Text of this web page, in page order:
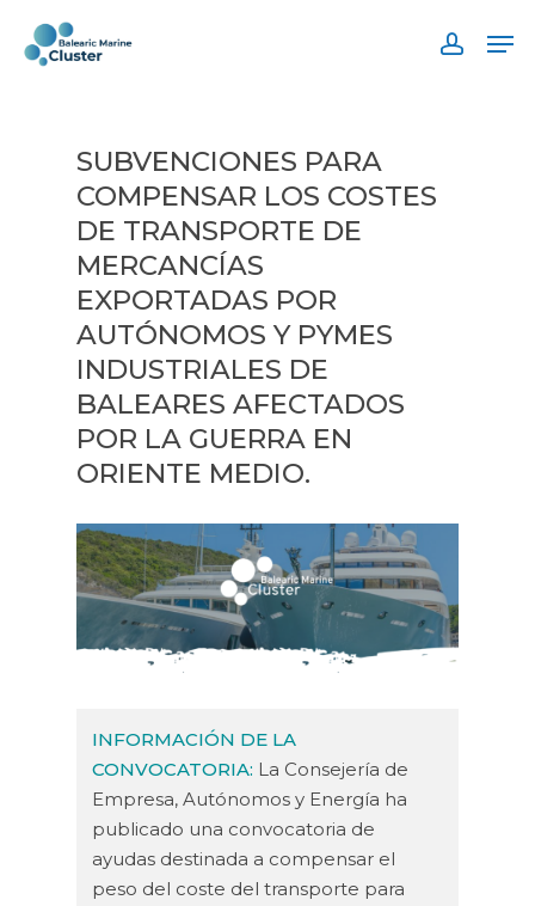
main
SUBVENCIONES PARA
COMPENSAR LOS COSTES
DE TRANSPORTE DE
MERCANCÍAS
EXPORTADAS POR
AUTÓNOMOS Y PYMES
INDUSTRIALES DE
BALEARES AFECTADOS
POR LA GUERRA EN
ORIENTE MEDIO.
INFORMACIÓN DE LA
CONVOCATORIA: La Consejería de
Empresa, Autónomos y Energía ha
publicado una convocatoria de
ayudas destinada a compensar el
peso del coste del transporte para